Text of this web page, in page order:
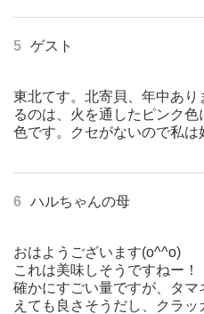
5 ゲスト
東北てす。北寄貝、年中あ
るのは、火を通したピンク
色です。クセがないので私は
6 ハルちゃんの母
おはようございます(o^^o)
これは美味しそうですねー！
確かにすごい量ですが、タ
えても良さそうだし、クラ